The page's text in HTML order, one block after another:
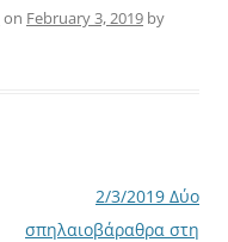
on February 3, 2019 by
2/3/2019 Δύο
σπηλαιοβάραθρα στη